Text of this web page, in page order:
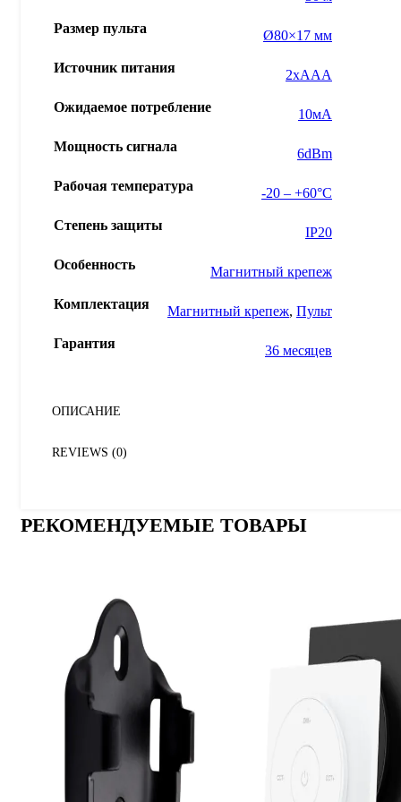
Размер пульта Ø80×17 мм
Источник питания 2xAAA
Ожидаемое потребление 10мА
Мощность сигнала 6dBm
Рабочая температура -20 – +60°С
Степень защиты IP20
Особенность Магнитный крепеж
Комплектация Магнитный крепеж, Пульт
Гарантия 36 месяцев
ОПИСАНИЕ
REVIEWS (0)
РЕКОМЕНДУЕМЫЕ ТОВАРЫ